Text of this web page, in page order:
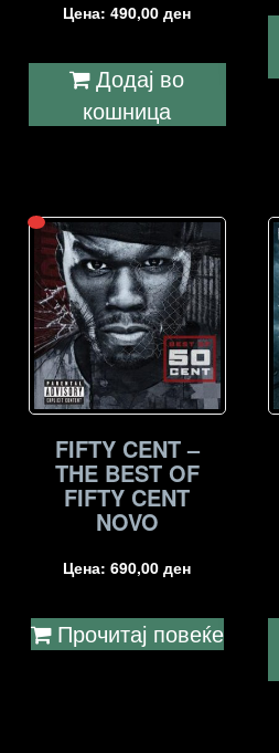
Цена:490,00ден
Додај во
кошница
FIFTY CENT –
THE BEST OF
FIFTY CENT
NOVO
Цена:690,00ден
Прочитај повеќе